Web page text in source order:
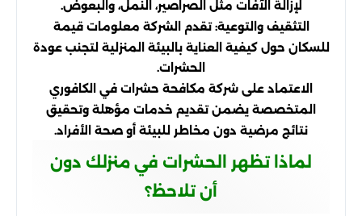
لإزالة الآفات مثل الصراصير، النمل، والبعوض.
التثقيف والتوعية: تقدم الشركة معلومات قيمة
للسكان حول كيفية العناية بالبيئة المنزلية لتجنب عودة
الحشرات.
الاعتماد على شركة مكافحة حشرات في الكافوري
المتخصصة يضمن تقديم خدمات مؤهلة وتحقيق
نتائج مرضية دون مخاطر للبيئة أو صحة الأفراد.
لماذا تظهر الحشرات في منزلك دون
أن تلاحظ؟